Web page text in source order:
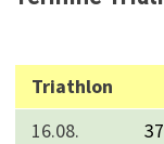
Triathlon
16.08.